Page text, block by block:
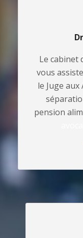
Le cabinet
vous
le Juge aux
pension